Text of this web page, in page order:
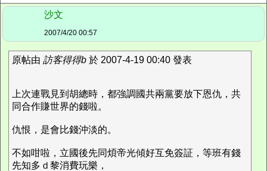
沙文
2007/4/20 00:57
原帖由 訪客得得b 於 2007-4-19 00:40 發表
上次連戰見到胡總時，都強調國共兩黨要放下恩仇，共
同合作賺世界的錢啦。
仇恨，是會比錢沖淡的。
不如咁啦，立國後先同煩帝光傾好互免簽証，等班有錢
先知多ｄ黎消費玩樂，